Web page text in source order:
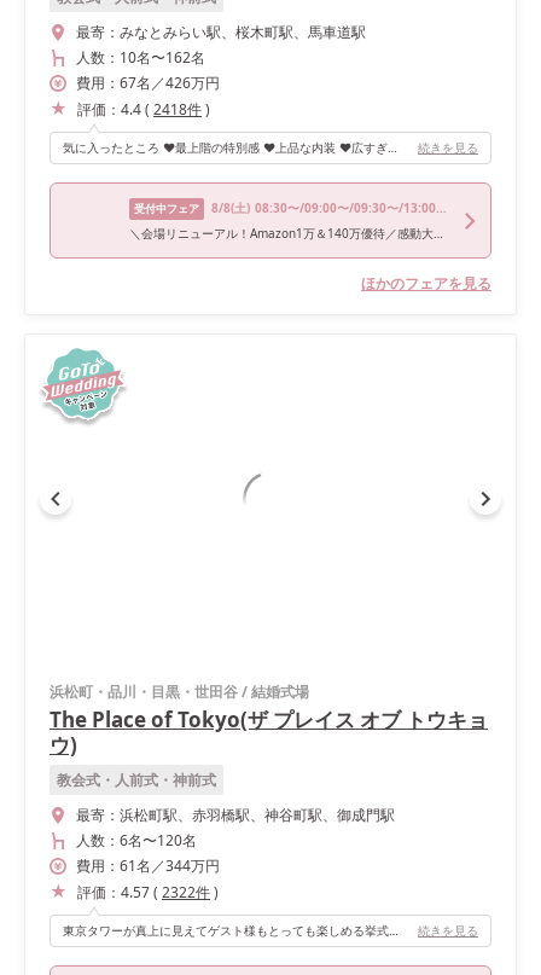
最寄： みなとみらい駅、桜木町駅、馬車道駅
人数： 10名〜162名
費用： 67名 ／426万円
評価： 4.4( 2418件)
気に入ったところ ❤️最上階の特別感 ❤️上品な内装 ❤️広すぎない会場でどの席でも顔が見える 気になったところ 💔エレベーター移動になる 💔入口がカーテン式のため演出が限られる可能性あり 続きを見る
受付中フェア 8/8(土) 08:30〜/09:00〜/09:30〜/13:00〜/14:45〜
＼会場リニューアル！Amazon1万＆140万優待／感動大聖堂＆絶景WD×絶品試食
ほかのフェアを見る
浜松町・品川・目黒・世田谷/結婚式場
The Place of Tokyo(ザ プレイス オブ トウキョ
ウ)
教会式・人前式・神前式
最寄： 浜松町駅、赤羽橋駅、神谷町駅、御成門駅
人数： 6名〜120名
費用： 61名 ／344万円
評価： 4.57( 2322件)
東京タワーが真上に見えてゲスト様もとっても楽しめる挙式会場です🗼✨ 続きを見る